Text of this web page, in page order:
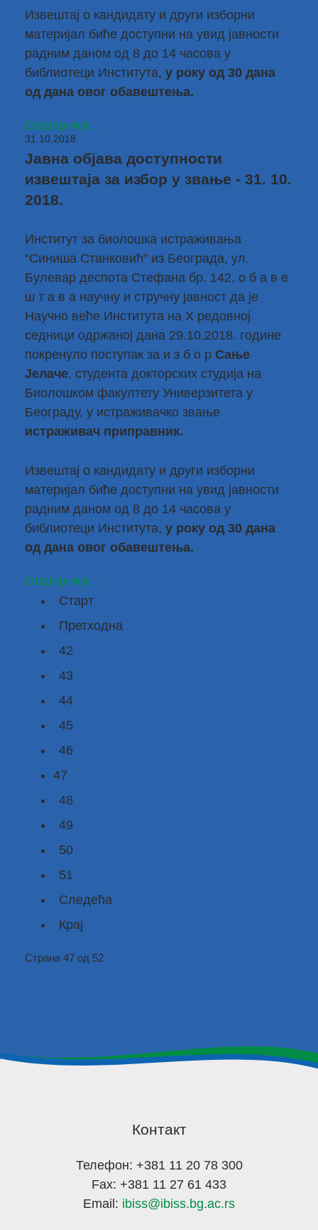
Извештај о кандидату и други изборни
материјал биће доступни на увид јавности
радним даном од 8 до 14 часова у
библиотеци Института, у року од 30 дана
од дана овог обавештења.
Опширније...
31.10.2018
Јавна објава доступности
извештаја за избор у звање - 31. 10.
2018.
Институт за биолошка истраживања
“Синиша Станковић” из Београда, ул.
Булевар деспота Стефана бр. 142, о б а в е
ш т а в а научну и стручну јавност да је
Научно веће Института на X редовној
седници одржаној дана 29.10.2018. године
покренуло поступак за и з б о р Сање
Јелаче, студента докторских студија на
Биолошком факултету Универзитета у
Београду, у истраживачко звање
истраживач приправник.
Извештај о кандидату и други изборни
материјал биће доступни на увид јавности
радним даном од 8 до 14 часова у
библиотеци Института, у року од 30 дана
од дана овог обавештења.
Опширније...
Старт
Претходна
42
43
44
45
46
47
48
49
50
51
Следећа
Крај
Страна 47 од 52
Контакт
Телефон: +381 11 20 78 300
Fax: +381 11 27 61 433
Email: ibiss@ibiss.bg.ac.rs